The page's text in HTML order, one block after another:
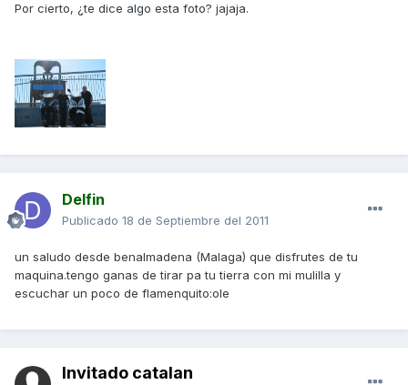
Por cierto, ¿te dice algo esta foto? jajaja.
Delfin
Publicado 18 de Septiembre del 2011
un saludo desde benalmadena (Malaga) que disfrutes de tu
maquina.tengo ganas de tirar pa tu tierra con mi mulilla y
escuchar un poco de flamenquito:ole
Invitado catalan